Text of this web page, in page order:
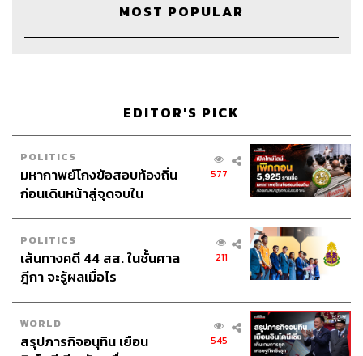
Show Creatorจักรพงษ์ เมษพันธุ์
อนงค์นาฏ วิวัฒนานนท์
Proofreaderลักษณ์นารา พักตร์เพียงจันทร์
Webmaster
TAGS:
MOST POPULAR
EDITOR'S PICK
POLITICS
มหากาพย์โกงข้อสอบท้องถิ่น
ก่อนเดินหน้าสู่จุดจบใน
577
POLITICS
เส้นทางคดี 44 สส. ในชั้นศาล
ฎีกา จะรู้ผลเมื่อไร
211
WORLD
สรุปภารกิจอนุทิน เยือน
545